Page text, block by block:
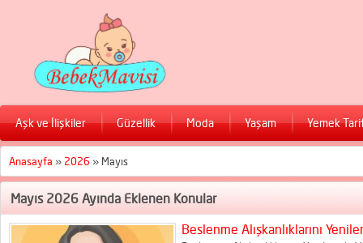
Aşk ve İlişkiler Güzellik Moda Yaşam Yemek
Anasayfa » 2026 » Mayıs
Mayıs 2026 Ayında Eklenen Konular
Beslenme Alışkanlıklarını